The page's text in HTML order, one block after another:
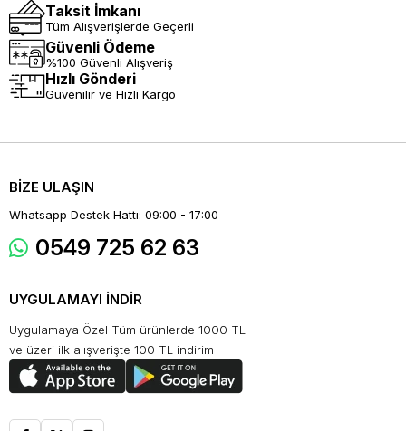
Taksit İmkanı
Tüm Alışverişlerde Geçerli
Güvenli Ödeme
%100 Güvenli Alışveriş
Hızlı Gönderi
Güvenilir ve Hızlı Kargo
BİZE ULAŞIN
Whatsapp Destek Hattı: 09:00 - 17:00
0549 725 62 63
UYGULAMAYI İNDİR
Uygulamaya Özel Tüm ürünlerde 1000 TL
ve üzeri ilk alışverişte 100 TL indirim